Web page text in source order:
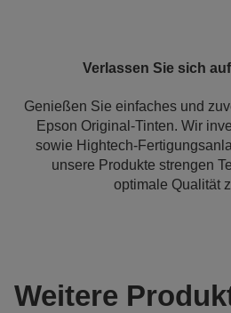
Verlassen Sie sich
Genießen Sie einfaches und
Epson Original-Tinten. Wir
sowie Hightech-
unsere Produkte strengen
optimale Qualität
Weitere